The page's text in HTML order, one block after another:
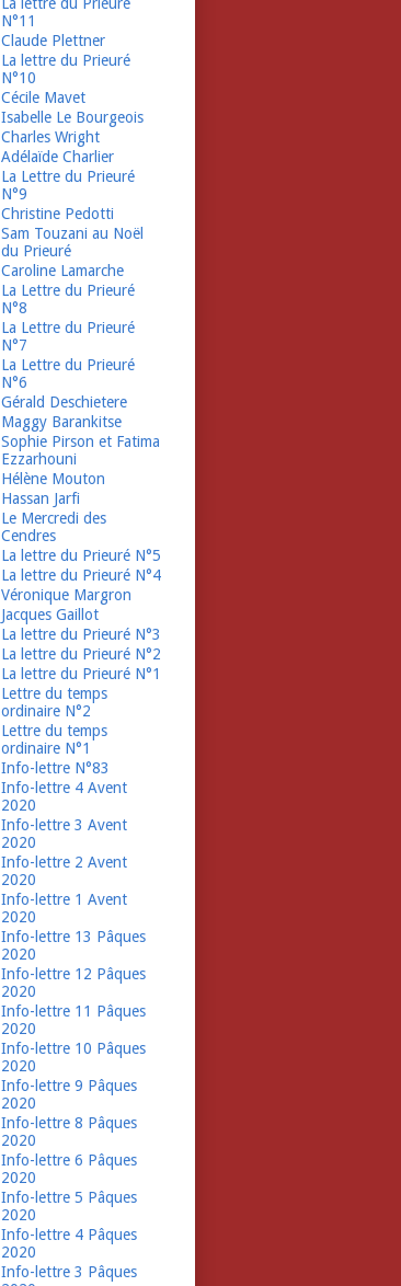
La lettre du Prieuré
N°11
Claude Plettner
La lettre du Prieuré
N°10
Cécile Mavet
Isabelle Le Bourgeois
Charles Wright
Adélaïde Charlier
La Lettre du Prieuré
N°9
Christine Pedotti
Sam Touzani au Noël
du Prieuré
Caroline Lamarche
La Lettre du Prieuré
N°8
La Lettre du Prieuré
N°7
La Lettre du Prieuré
N°6
Gérald Deschietere
Maggy Barankitse
Sophie Pirson et Fatima
Ezzarhouni
Hélène Mouton
Hassan Jarfi
Le Mercredi des
Cendres
La lettre du Prieuré N°5
La lettre du Prieuré N°4
Véronique Margron
Jacques Gaillot
La lettre du Prieuré N°3
La lettre du Prieuré N°2
La lettre du Prieuré N°1
Lettre du temps
ordinaire N°2
Lettre du temps
ordinaire N°1
Info-lettre N°83
Info-lettre 4 Avent
2020
Info-lettre 3 Avent
2020
Info-lettre 2 Avent
2020
Info-lettre 1 Avent
2020
Info-lettre 13 Pâques
2020
Info-lettre 12 Pâques
2020
Info-lettre 11 Pâques
2020
Info-lettre 10 Pâques
2020
Info-lettre 9 Pâques
2020
Info-lettre 8 Pâques
2020
Info-lettre 6 Pâques
2020
Info-lettre 5 Pâques
2020
Info-lettre 4 Pâques
2020
Info-lettre 3 Pâques